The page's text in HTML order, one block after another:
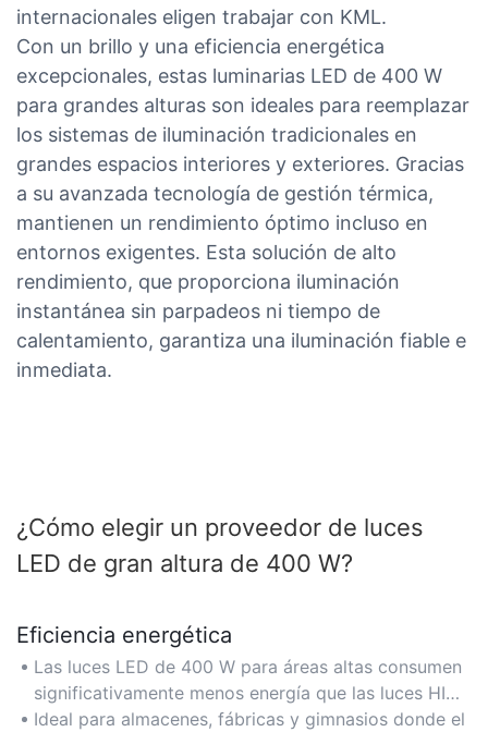
internacionales eligen trabajar con KML.
Con un brillo y una eficiencia energética
excepcionales, estas luminarias LED de 400 W
para grandes alturas son ideales para reemplazar
los sistemas de iluminación tradicionales en
grandes espacios interiores y exteriores. Gracias
a su avanzada tecnología de gestión térmica,
mantienen un rendimiento óptimo incluso en
entornos exigentes. Esta solución de alto
rendimiento, que proporciona iluminación
instantánea sin parpadeos ni tiempo de
calentamiento, garantiza una iluminación fiable e
inmediata.
¿Cómo elegir un proveedor de luces
LED de gran altura de 400 W?
Eficiencia energética
Las luces LED de 400 W para áreas altas consumen
significativamente menos energía que las luces HID
o fluorescentes tradicionales, lo que reduce los
Ideal para almacenes, fábricas y gimnasios donde el